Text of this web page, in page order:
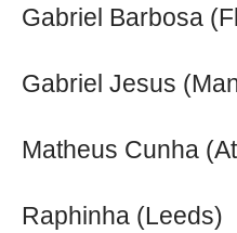
Gabriel Barbosa
Gabriel Jesus
Matheus Cunha
Raphinha (Leeds)